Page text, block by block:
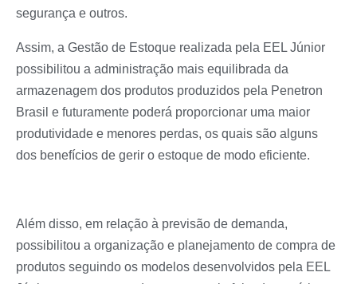
segurança e outros.
Assim, a Gestão de Estoque realizada pela EEL Júnior
possibilitou a administração mais equilibrada da
armazenagem dos produtos produzidos pela Penetron
Brasil e futuramente poderá proporcionar uma maior
produtividade e menores perdas, os quais são alguns
dos benefícios de gerir o estoque de modo eficiente.
Além disso, em relação à previsão de demanda,
possibilitou a organização e planejamento de compra de
produtos seguindo os modelos desenvolvidos pela EEL